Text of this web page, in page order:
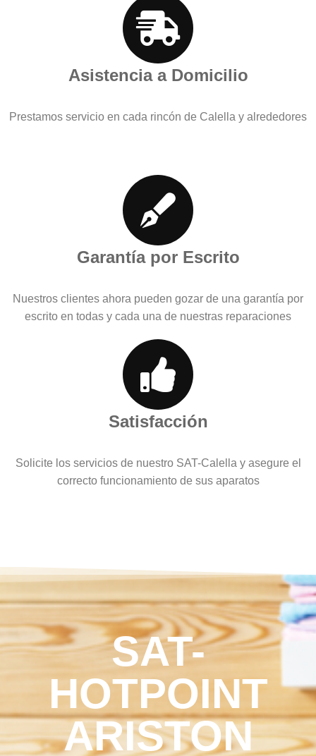
Asistencia a Domicilio
Prestamos servicio en cada rincón de Calella y alrededores
Garantía por Escrito
Nuestros clientes ahora pueden gozar de una garantía por
escrito en todas y cada una de nuestras reparaciones
Satisfacción
Solicite los servicios de nuestro SAT-Calella y asegure el
correcto funcionamiento de sus aparatos
SAT-
HOTPOINT
ARISTON